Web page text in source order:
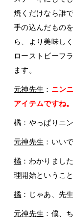
焼くだけなら誰
手の込んだもの
ら、より美味し
ローストビーフ
ます。
元神先生 ： ニン
アイテムですね。
橘 ：やっぱりニ
元神先生 ：いい
橘 ：わかりまし
理開始というこ
橘 ：じゃあ、先
元神先生 ：僕、